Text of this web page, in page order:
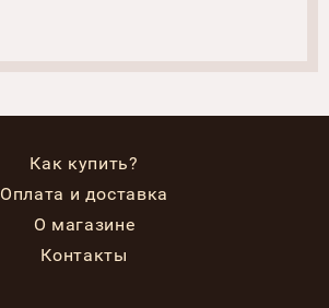
Как купить?
Оплата и доставка
О магазине
Контакты